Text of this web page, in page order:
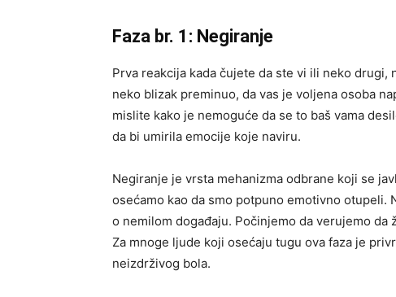
Faza br. 1: Negiranje
Prva reakcija kada čujete da ste vi ili neko
neko blizak preminuo, da vas je voljena osoba
mislite kako je nemoguće da se to baš vama
da bi umirila emocije koje naviru.
Negiranje je vrsta mehanizma odbrane koji se
osećamo kao da smo potpuno emotivno
o nemilom događaju. Počinjemo da verujemo
Za mnoge ljude koji osećaju tugu ova faza je
neizdrživog bola.